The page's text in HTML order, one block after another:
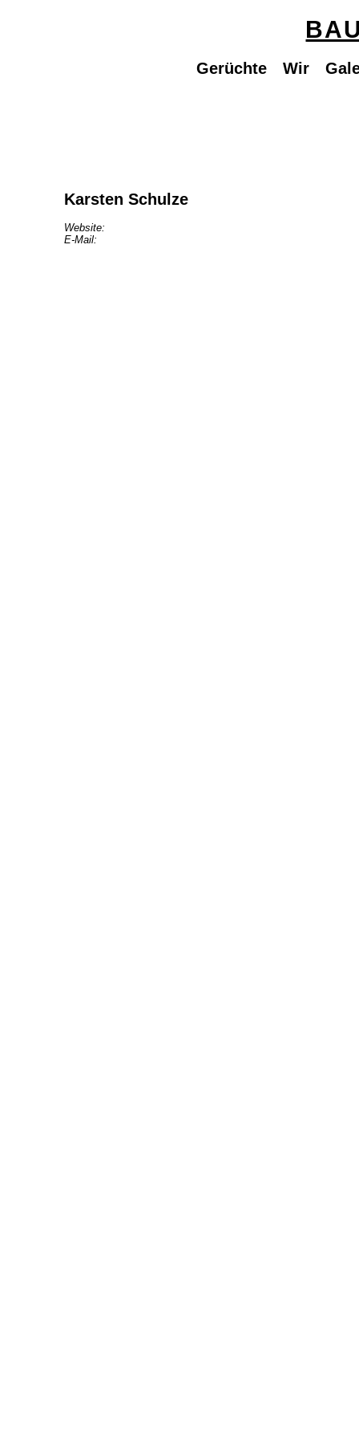
Gerüchte Wir
Karsten Schulze
Website:
E-Mail: